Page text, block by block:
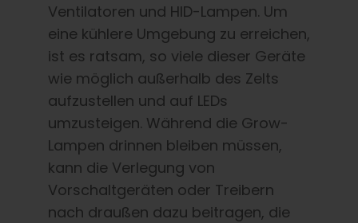
Ventilatoren und HID-Lampen. Um
eine kühlere Umgebung zu erreichen,
ist es ratsam, so viele dieser Geräte
wie möglich außerhalb des Zelts
aufzustellen und auf LEDs
umzusteigen. Während die Grow-
Lampen drinnen bleiben müssen,
kann die Verlegung von
Vorschaltgeräten oder Treibern
nach draußen dazu beitragen, die